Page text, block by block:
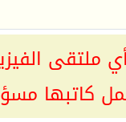
ملتقى
كاتبها